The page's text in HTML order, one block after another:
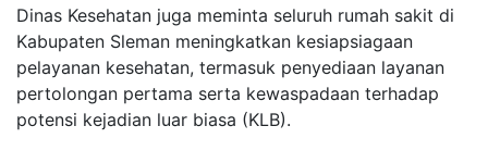
Dinas Kesehatan juga meminta seluruh rumah sakit di
Kabupaten Sleman meningkatkan kesiapsiagaan
pelayanan kesehatan, termasuk penyediaan layanan
pertolongan pertama serta kewaspadaan terhadap
potensi kejadian luar biasa (KLB).